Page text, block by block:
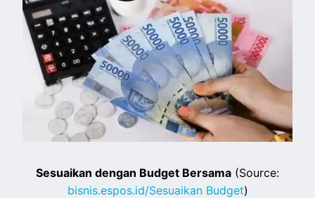
Sesuaikan dengan Budget Bersama (Source:
bisnis.espos.id/Sesuaikan Budget)